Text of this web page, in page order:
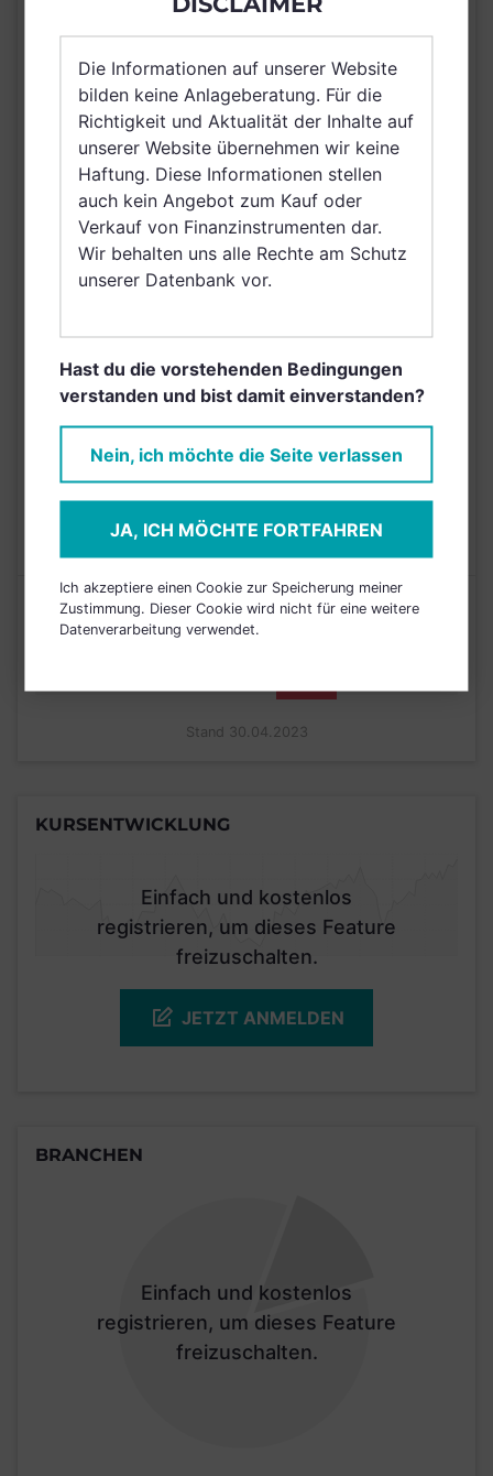
VERTRIEBSZULASSUNG
Vereinigtes Königreich
Großbritannien und
Nordirland, Österreich,
Schweiz, Finnland,
Dänemark, Hong Kong,
Ungarn, Island,
Schweden, Irland,
Belgien, Netherlands
(Kingdom of the),
Arabische Emirate,
Singapur,
Griechenland, Brunei
Darussalam, Saudi
Arabien
AUSGABEAUFSCHLAG 5,00%
KOSTEN
N/A
Risikoeinstufung laut Anbieter (KID)
Stand 30.04.2023
KURSENTWICKLUNG
Einfach und kostenlos
registrieren, um dieses Feature
freizuschalten.
JETZT ANMELDEN
BRANCHEN
Einfach und kostenlos
registrieren, um dieses Feature
freizuschalten.
Die Informationen auf unserer Website
bilden keine Anlageberatung. Für die
Richtigkeit und Aktualität der Inhalte auf
unserer Website übernehmen wir keine
Haftung. Diese Informationen stellen
auch kein Angebot zum Kauf oder
Verkauf von Finanzinstrumenten dar.
Wir behalten uns alle Rechte am Schutz
unserer Datenbank vor.
Hast du die vorstehenden Bedingungen
verstanden und bist damit einverstanden?
Nein, ich möchte die Seite verlassen
JA, ICH MÖCHTE FORTFAHREN
Ich akzeptiere einen Cookie zur Speicherung meiner
Zustimmung. Dieser Cookie wird nicht für eine weitere
Datenverarbeitung verwendet.